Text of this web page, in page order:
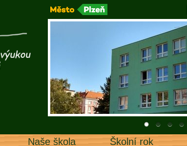
Naše škola Školní rok